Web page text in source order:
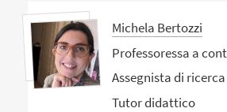
Michela Bertozzi
Professoressa a
Assegnista di ricerca
Tutor didattico